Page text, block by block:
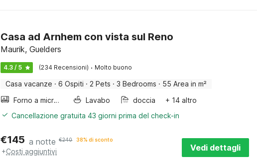
Casa ad Arnhem con vista sul Reno
Maurik, Guelders
4.3 / 5 (234 Recensioni) · Molto buono
Casa vacanze · 6 Ospiti · 2 Pets · 3 Bedrooms · 55 Area in m²
Forno a microonde combinato
Lavabo doccia
+ 14 altro
Cancellazione gratuita 43 giorni prima del check-in
€145 a notte €240 38% di sconto
+Costi aggiuntivi Vedi dettagli